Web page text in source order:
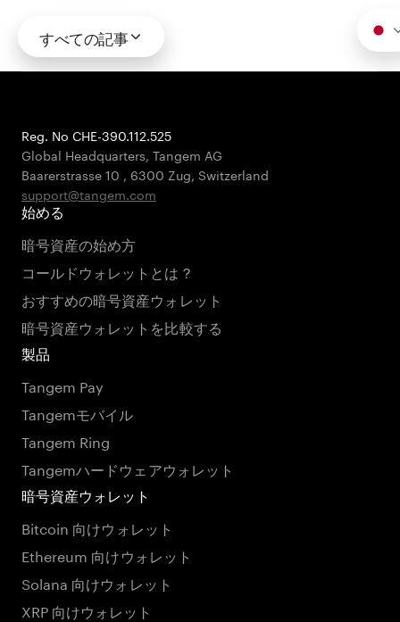
すべての記事
Reg. No CHE-390.112.525
Global Headquarters, Tangem AG
Baarerstrasse 10 , 6300 Zug, Switzerland
support@tangem.com
始める
暗号資産の始め方
コールドウォレットとは？
おすすめの暗号資産ウォレット
暗号資産ウォレットを比較する
製品
Tangem Pay
Tangemモバイル
Tangem Ring
Tangemハードウェアウォレット
暗号資産ウォレット
Bitcoin 向けウォレット
Ethereum 向けウォレット
Solana 向けウォレット
XRP 向けウォレット